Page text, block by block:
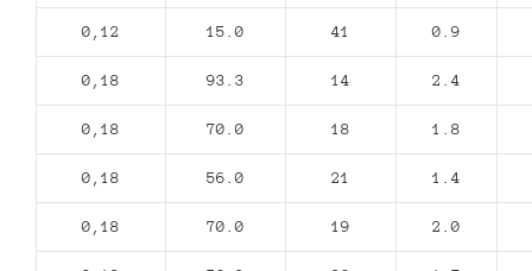
0,12 15.0 41 0.9
0,18 93.3 14 2.4
0,18 70.0 18 1.8
0,18 56.0 21 1.4
0,18 70.0 19 2.0